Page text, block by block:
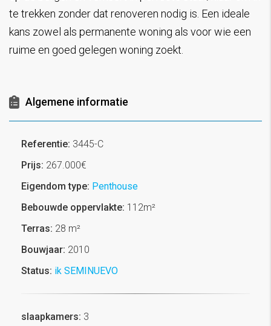
te trekken zonder dat renoveren nodig is. Een ideale
kans zowel als permanente woning als voor wie een
ruime en goed gelegen woning zoekt.
Algemene informatie
Referentie: 3445-C
Prijs: 267.000€
Eigendom type: Penthouse
Bebouwde oppervlakte: 112m²
Terras: 28 m²
Bouwjaar: 2010
Status: ik SEMINUEVO
slaapkamers: 3